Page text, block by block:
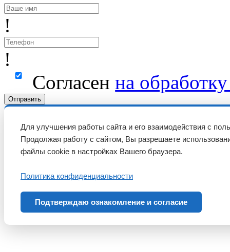
!
!
Согласенна
Отправить
Для улучшения работы сайта и его взаимодействия с
Продолжая работу с сайтом, Вы разрешаете
файлы cookie в настройках Вашего браузера.
Политика конфиденциальности
Подтверждаю ознакомление и согласие